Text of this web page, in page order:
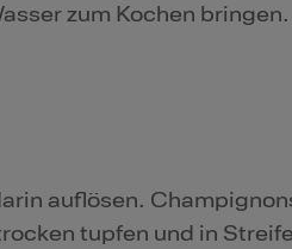
zum Kochen
auflösen.
tupfen und in